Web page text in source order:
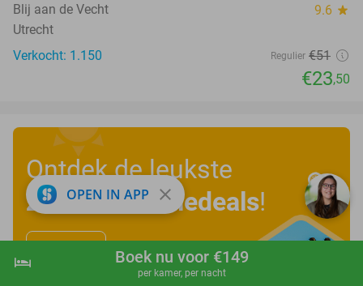
shopping_cart Boek nu
hotel Boek nu voor €149
per kamer, per nacht
Blij aan de Vecht 9.6 star
Utrecht
Verkocht: 1.150
Regulier €51
€23,50
Ontdek de leukste
zomervakantiedeals!
OPEN IN APP close